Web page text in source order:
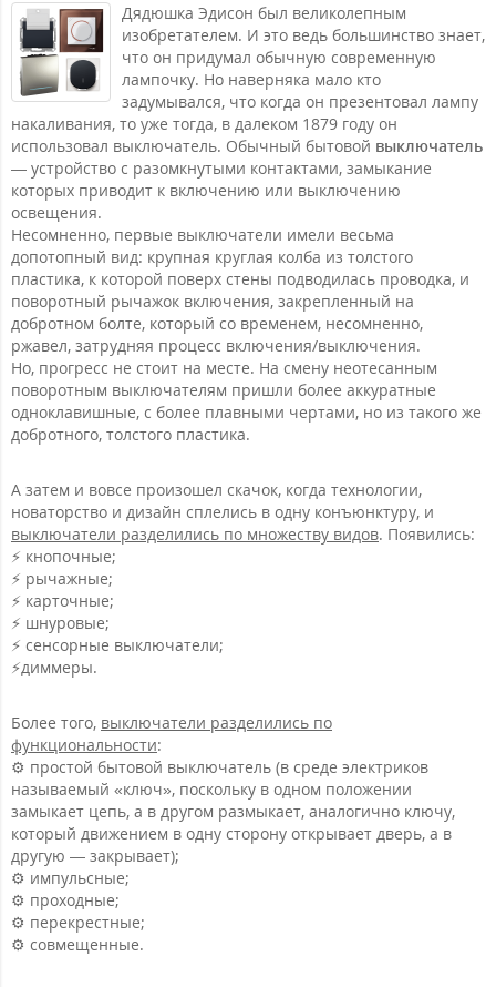
Дядюшка Эдисон был великолепным
изобретателем. И это ведь большинство знает,
что он придумал обычную современную
лампочку. Но наверняка мало кто
задумывался, что когда он презентовал лампу
накаливания, то уже тогда, в далеком 1879 году он
использовал выключатель. Обычный бытовой выключатель
— устройство с разомкнутыми контактами, замыкание
которых приводит к включению или выключению
освещения.
Несомненно, первые выключатели имели весьма
допотопный вид: крупная круглая колба из толстого
пластика, к которой поверх стены подводилась проводка, и
поворотный рычажок включения, закрепленный на
добротном болте, который со временем, несомненно,
ржавел, затрудняя процесс включения/выключения.
Но, прогресс не стоит на месте. На смену неотесанным
поворотным выключателям пришли более аккуратные
одноклавишные, с более плавными чертами, но из такого же
добротного, толстого пластика.
А затем и вовсе произошел скачок, когда технологии,
новаторство и дизайн сплелись в одну конъюнктуру, и
выключатели разделились по множеству видов. Появились:
⚡️ кнопочные;
⚡️ рычажные;
⚡️ карточные;
⚡️ шнуровые;
⚡️ сенсорные выключатели;
⚡️диммеры.
Более того, выключатели разделились по
функциональности:
⚙️ простой бытовой выключатель (в среде электриков
называемый «ключ», поскольку в одном положении
замыкает цепь, а в другом размыкает, аналогично ключу,
который движением в одну сторону открывает дверь, а в
другую — закрывает);
⚙️ импульсные;
⚙️ проходные;
⚙️ перекрестные;
⚙️ совмещенные.